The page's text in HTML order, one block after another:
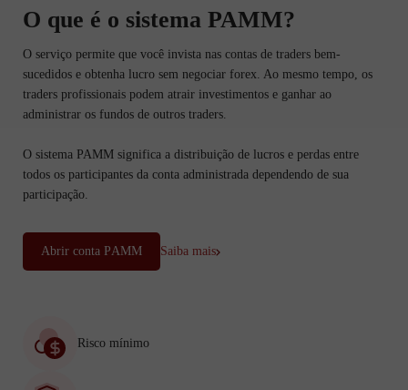
O que é o sistema PAMM?
O serviço permite que você invista nas contas de traders bem-
sucedidos e obtenha lucro sem negociar forex. Ao mesmo tempo, os
traders profissionais podem atrair investimentos e ganhar ao
administrar os fundos de outros traders.
O sistema PAMM significa a distribuição de lucros e perdas entre
todos os participantes da conta administrada dependendo de sua
participação.
Abrir conta PАММ Saiba mais
Risco mínimo